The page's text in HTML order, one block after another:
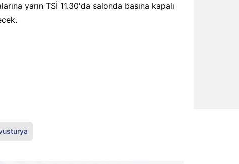
yarın TSİ 11.30'da salonda basına kapalı